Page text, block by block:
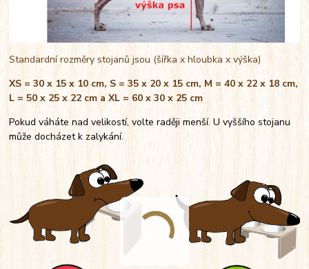
Standardní rozměry stojanů jsou (šířka x hloubka x výška)
XS = 30 x 15 x 10 cm, S = 35 x 20 x 15 cm, M = 40 x 22 x 18 cm,
L = 50 x 25 x 22 cm a XL = 60 x 30 x 25 cm
Pokud váháte nad velikostí, volte raději menší. U vyššího stojanu
může docházet k zalykání.